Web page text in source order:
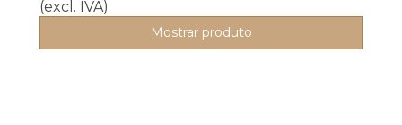
(excl. IVA)
Mostrar produto